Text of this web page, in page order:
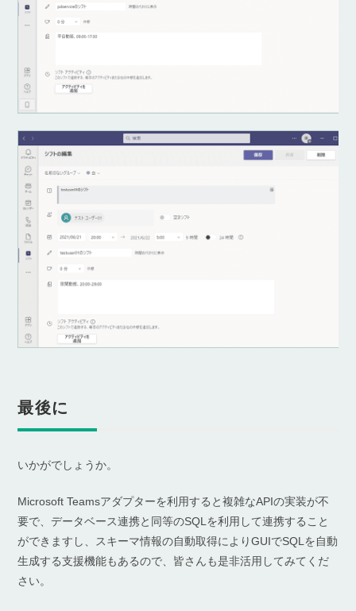
最後に
いかがでしょうか。
Microsoft Teamsアダプターを利用すると複雑なAPIの実装が不
要で、データベース連携と同等のSQLを利用して連携すること
ができますし、スキーマ情報の自動取得によりGUIでSQLを自動
生成する支援機能もあるので、皆さんも是非活用してみてくだ
さい。